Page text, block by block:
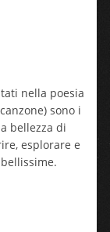
nella poesia
sono i
bellezza di
esplorare e